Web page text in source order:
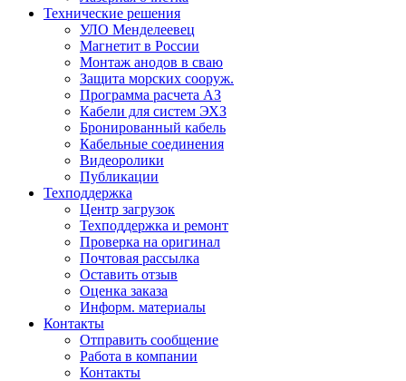
Технические решения
УЛО Менделеевец
Магнетит в России
Монтаж анодов в сваю
Защита морских сооруж.
Программа расчета АЗ
Кабели для систем ЭХЗ
Бронированный кабель
Кабельные соединения
Видеоролики
Публикации
Техподдержка
Центр загрузок
Техподдержка и ремонт
Проверка на оригинал
Почтовая рассылка
Оставить отзыв
Оценка заказа
Информ. материалы
Контакты
Отправить сообщение
Работа в компании
Контакты